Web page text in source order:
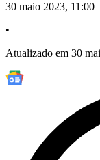
30 maio 2023, 11:00
•
Atualizado em 30